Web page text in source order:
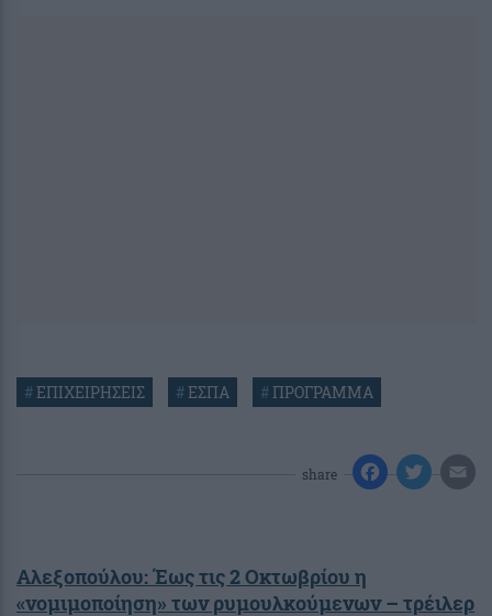
#ΕΠΙΧΕΙΡΗΣΕΙΣ #ΕΣΠΑ #ΠΡΟΓΡΑΜΜΑ
share
Αλεξοπούλου: Έως τις 2 Οκτωβρίου η
«νομιμοποίηση» των ρυμουλκούμενων – τρέιλερ